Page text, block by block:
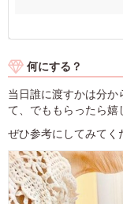
何にする？
当日誰に渡すかは分か
て、でももらったら嬉
ぜひ参考にしてみて